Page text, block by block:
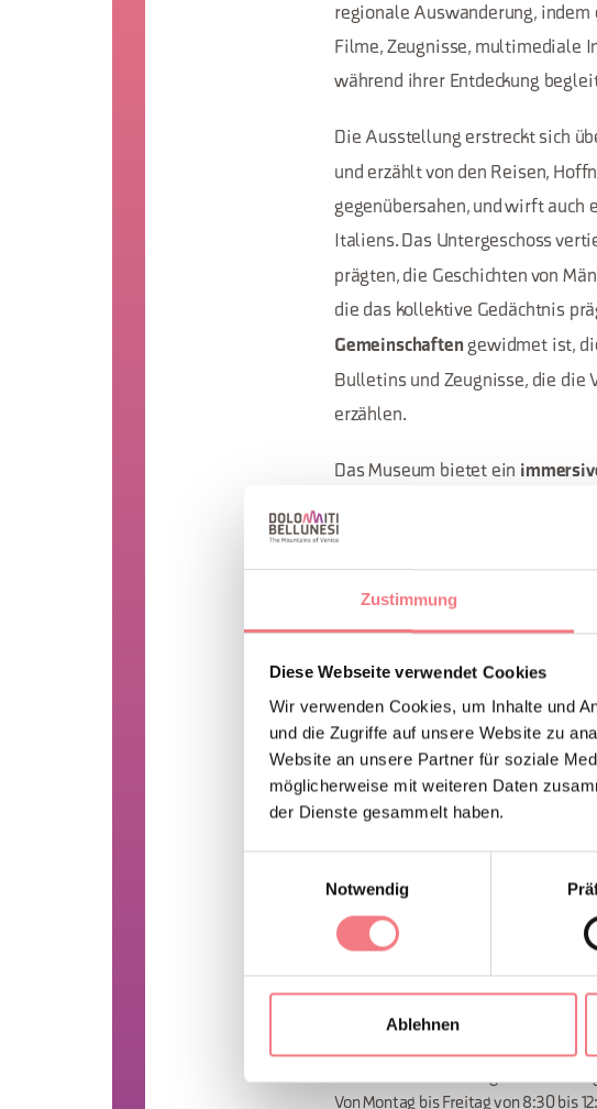
Zustimmung
Diese Webseite verwendet Cookies
Wir verwenden Cookies, um Inhalte und
und die Zugriffe auf unsere Website zu
Website an unsere Partner für soziale
möglicherweise mit weiteren Daten
der Dienste gesammelt haben.
Notwendig
Ablehnen
regionale Auswanderung,
Filme, Zeugnisse, multimediale
während ihrer Entdeckung
Die Ausstellung erstreckt sich
und erzählt von den Reisen,
gegenübersahen, und wirft auch
Italiens. Das Untergeschoss
prägten, die Geschichten von
die das kollektive Gedächtnis
Gemeinschaften gewidmet ist,
Bulletins und Zeugnisse, die die
erzählen.
Das Museum bietet ein
Gemeinschaften in der Welt tief
Erwachsene:
Ermäßigt: €
Kostenlos:
Familien:
ÖFFNUNGSZEITEN
Von Montag bis Freitag von 8:30 bis